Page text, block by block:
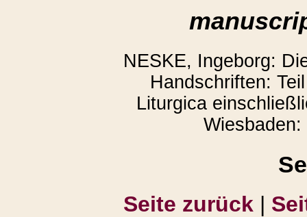
NESKE, Ingeborg:
Handschriften:
Liturgica
Seite zurück |